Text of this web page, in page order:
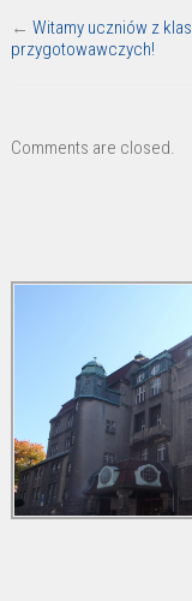
← Witamy uczniów z klas
przygotowawczych!
Comments are closed.